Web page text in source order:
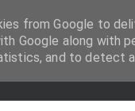
from Google to
Google along with
and to detect